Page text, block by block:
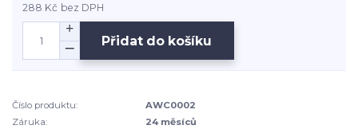
288 Kč bez DPH
Přidat do košíku
Číslo produktu:
AWC0002
Záruka:
24 měsíců